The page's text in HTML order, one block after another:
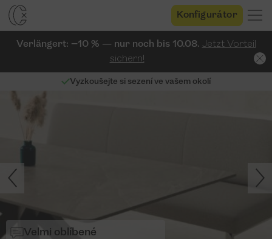
Konfigurátor
Verlängert: −10 % — nur noch bis 10.08. Jetzt Vorteil
sichern!
Bezplatné vzorky látek
Velmi oblíbené